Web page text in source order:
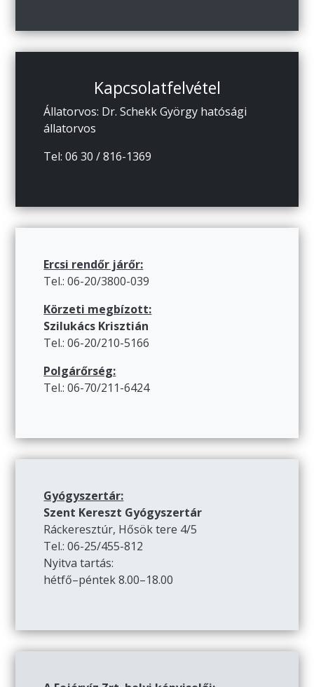
Kapcsolatfelvétel
Állatorvos: Dr. Schekk György hatósági
állatorvos
Tel: 06 30 / 816-1369
Ercsi rendőr járőr:
Tel.: 06-20/3800-039
Körzeti megbízott:
Szilukács Krisztián
Tel.: 06-20/210-5166
Polgárőrség:
Tel.: 06-70/211-6424
Gyógyszertár:
Szent Kereszt Gyógyszertár
Ráckeresztúr, Hősök tere 4/5
Tel.: 06-25/455-812
Nyitva tartás:
hétfő–péntek 8.00–18.00